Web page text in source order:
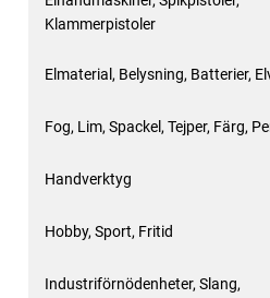
Klammerpistoler
Elmaterial, Belysning, Batterier,
Fog, Lim, Spackel, Tejper, Färg,
Handverktyg
Hobby, Sport, Fritid
Industriförnödenheter, Slang,